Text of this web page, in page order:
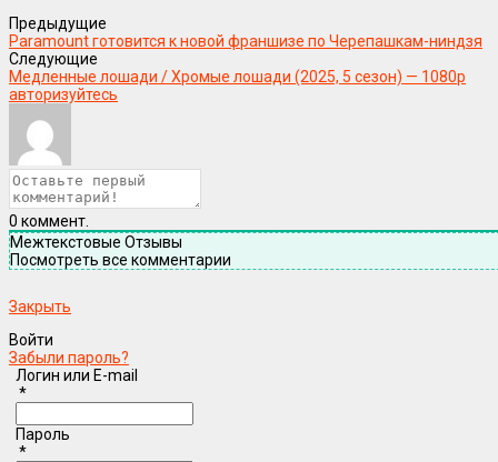
Предыдущие
Paramount готовится к новой франшизе по Черепашкам-ниндзя
Следующие
Медленные лошади / Хромые лошади (2025, 5 сезон) — 1080р
авторизуйтесь
0 коммент.
Межтекстовые Отзывы
Посмотреть все комментарии
Закрыть
Войти
Забыли пароль?
Логин или E-mail
*
Пароль
*